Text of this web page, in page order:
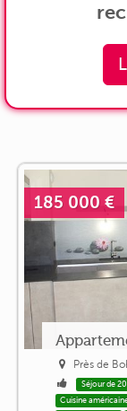
185 000 €
Près de
Séjour de 20
Cuisine